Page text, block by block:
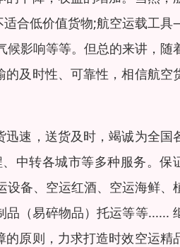
适合低价值货物;航空运载工
候影响等等。但总的来讲，随
及时性、可靠性，相信航空
速，送货及时，竭诚为全国
中转各城市等多种服务。保
设备、空运红酒、空运海鲜、
（易碎物品）托运等等......
原则，力求打造时效空运精